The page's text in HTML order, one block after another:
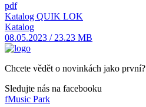
pdf
Katalog QUIK LOK
Katalog
08.05.2023 / 23.23 MB
Chcete vědět o novinkách jako první?
Sledujte nás na facebooku
fMusic Park